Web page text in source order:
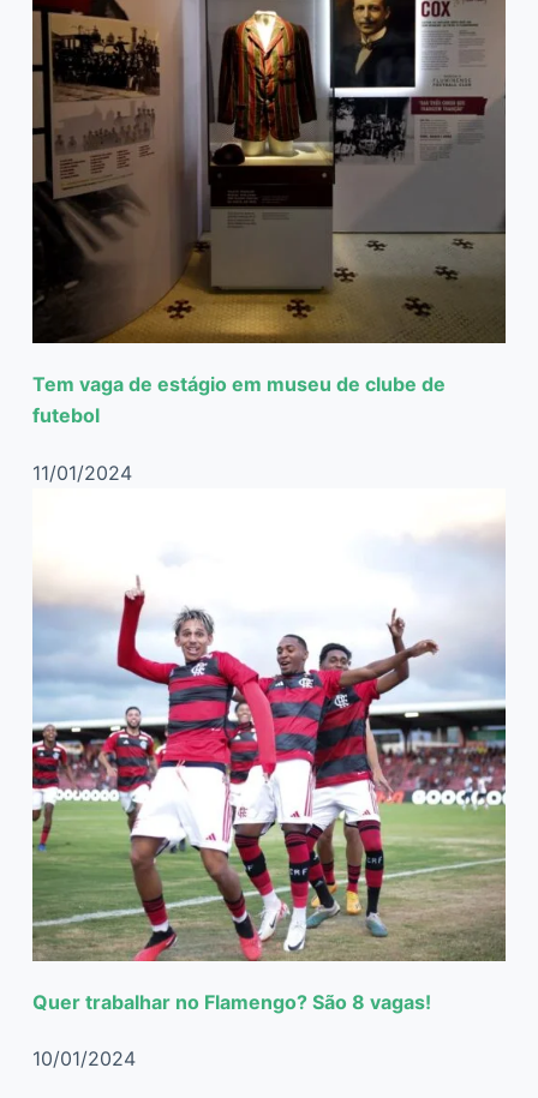
Tem vaga de estágio em museu de clube de
futebol
11/01/2024
Quer trabalhar no Flamengo? São 8 vagas!
10/01/2024